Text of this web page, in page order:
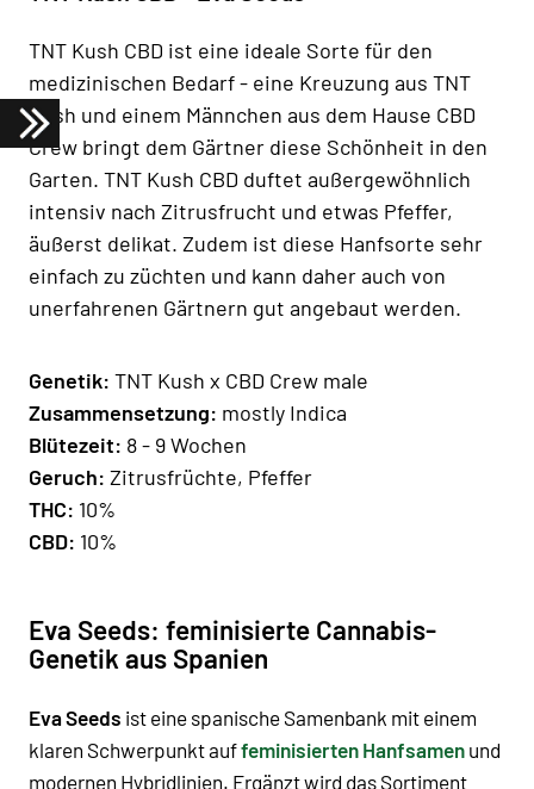
TNT Kush CBD ist eine ideale Sorte für den
medizinischen Bedarf - eine Kreuzung aus TNT
Kush und einem Männchen aus dem Hause CBD
Crew bringt dem Gärtner diese Schönheit in den
Garten. TNT Kush CBD duftet außergewöhnlich
intensiv nach Zitrusfrucht und etwas Pfeffer,
äußerst delikat. Zudem ist diese Hanfsorte sehr
einfach zu züchten und kann daher auch von
unerfahrenen Gärtnern gut angebaut werden.
Genetik: TNT Kush x CBD Crew male
Zusammensetzung: mostly Indica
Blütezeit: 8 - 9 Wochen
Geruch: Zitrusfrüchte, Pfeffer
THC: 10%
CBD: 10%
Eva Seeds: feminisierte Cannabis-
Genetik aus Spanien
Eva Seeds ist eine spanische Samenbank mit einem
klaren Schwerpunkt auffeminisierten Hanfsamen und
modernen Hybridlinien. Ergänzt wird das Sortiment